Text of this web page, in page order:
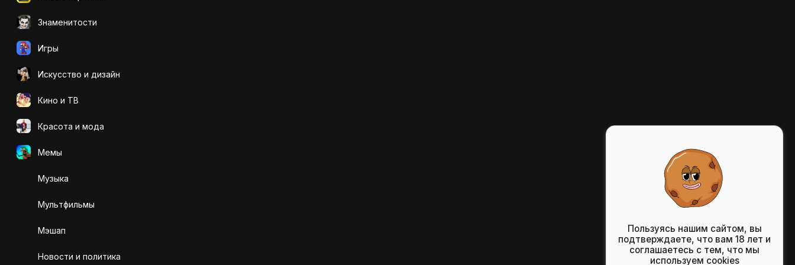
Знаменитости
Игры
Искусcтво и дизайн
Кино и ТВ
Красота и мода
Мемы
Музыка
Мультфильмы
Мэшап
Новости и политика
Пользуясь нашим сайтом, вы
подтверждаете, что вам 18 лет и
соглашаетесь с тем, что мы
используем cookies